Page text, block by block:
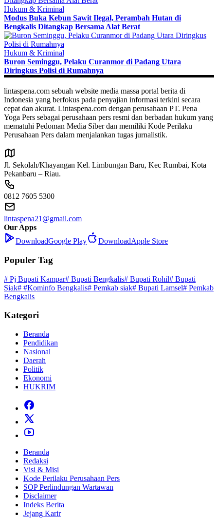
Hukum & Kriminal
Modus Buka Kebun Sawit Ilegal, Perambah Hutan di
Bengkalis Ditangkap Bersama Alat Berat
Hukum & Kriminal
Buron Seminggu, Pelaku Curanmor di Padang Utara
Diringkus Polisi di Rumahnya
lintaspena.com sebuah website media massa portal berita di
Indonesia yang berfokus pada penyajian informasi terkini secara
cepat dan akurat. Lintaspena.com dengan perusahaan PT. Pena
Yoga Pers sebagai perusahaan pers resmi dan berbadan hukum yang
mematuhi Pedoman Media Siber dan memiliki Kode Perilaku
Perusahaan Pers dalam menjalankan tugas jurnalistik.
Jl. Sekolah/Khayangan Kel. Limbungan Baru, Kec Rumbai, Kota
Pekanbaru – Riau.
0812 7605 5300
lintaspena21@gmail.com
Our Apps
DownloadGoogle Play DownloadApple Store
Populer Tag
# Pj Bupati Kampar# Bupati Bengkalis# Bupati Rohil# Bupati
Siak# #Kominfo Bengkalis# Pemkab siak# Bupati Lamsel# Pemkab
Bengkalis
Kategori
Beranda
Pendidikan
Nasional
Daerah
Politik
Ekonomi
HUKRIM
Beranda
Redaksi
Visi & Misi
Kode Perilaku Perusahaan Pers
SOP Perlindungan Wartawan
Disclaimer
Indeks Berita
Jejang Karir